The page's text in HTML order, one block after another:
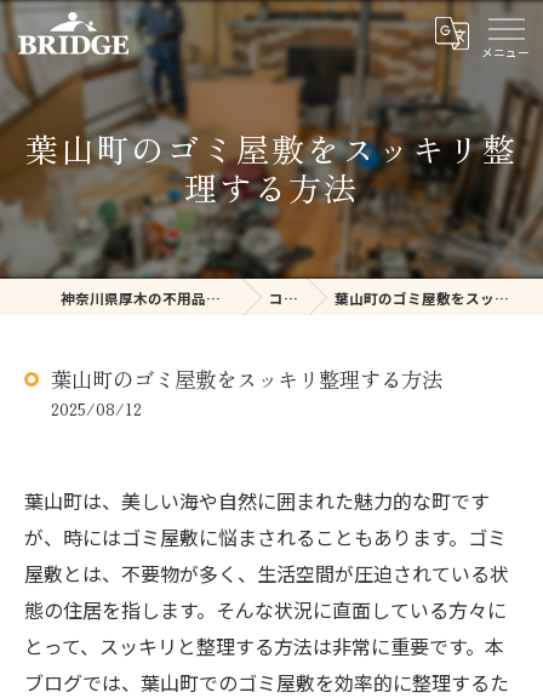
葉山町のゴミ屋敷をスッキリ整
理する方法
神奈川県厚木の不用品回収ならBRIDGE コラム 葉山町のゴミ屋敷をスッキリ整理する方法
葉山町のゴミ屋敷をスッキリ整理する方法
2025/08/12
葉山町は、美しい海や自然に囲まれた魅力的な町です
が、時にはゴミ屋敷に悩まされることもあります。ゴミ
屋敷とは、不要物が多く、生活空間が圧迫されている状
態の住居を指します。そんな状況に直面している方々に
とって、スッキリと整理する方法は非常に重要です。本
ブログでは、葉山町でのゴミ屋敷を効率的に整理するた